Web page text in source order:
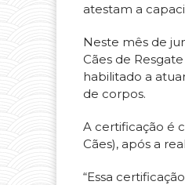
atestam a
Neste mês de
Cães de
habilitado a
de corpos.
A certificação é
Cães), após a
“Essa